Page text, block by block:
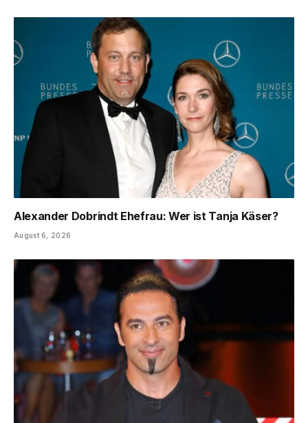
Alexander Dobrindt Ehefrau: Wer ist Tanja Käser?
August 6, 2026